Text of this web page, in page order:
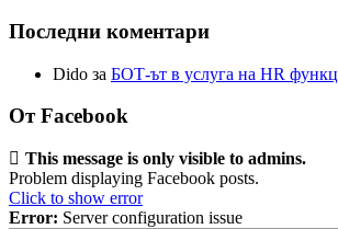
Последни коментари
Dido за БОТ-ът в услуга на HR
От Facebook
This message is only visible to admins.
Problem displaying Facebook posts.
Click to show error
Error: Server configuration issue